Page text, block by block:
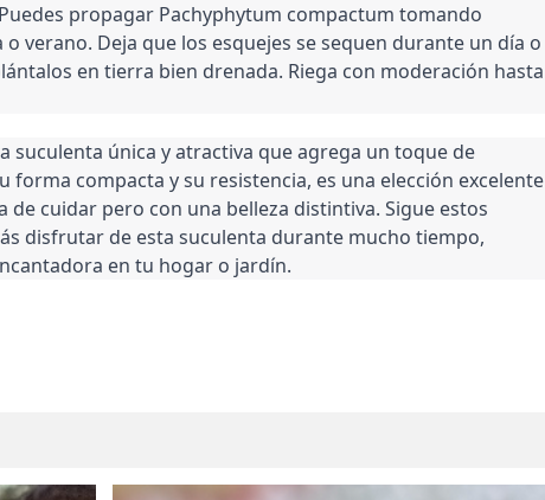
propagar Pachyphytum compactum tomando
verano. Deja que los esquejes se sequen durante un día o
en tierra bien drenada. Riega con moderación hasta
suculenta única y atractiva que agrega un toque de
forma compacta y su resistencia, es una elección excelente
de cuidar pero con una belleza distintiva. Sigue estos
disfrutar de esta suculenta durante mucho tiempo,
en tu hogar o jardín.